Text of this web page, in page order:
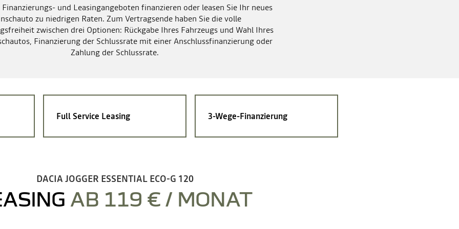
und Leasingangeboten finanzieren oder leasen Sie Ihr neues
zu niedrigen Raten. Zum Vertragsende haben Sie die volle
zwischen drei Optionen: Rückgabe Ihres Fahrzeugs und Wahl Ihres
Finanzierung der Schlussrate mit einer Anschlussfinanzierung oder
Zahlung der Schlussrate.
Full Service Leasing 3-Wege-Finanzierung
DACIA JOGGER ESSENTIAL ECO-G 120
AB 119 € / MONAT